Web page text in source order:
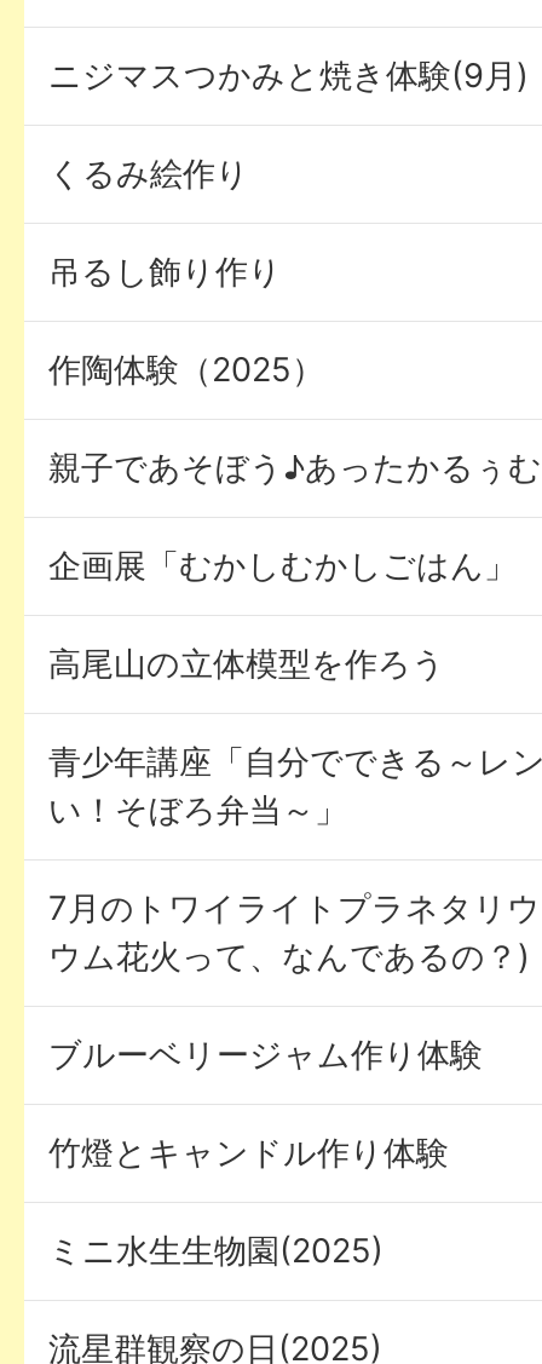
ニジマスつかみと焼き体験(9月)
くるみ絵作り
吊るし飾り作り
作陶体験（2025）
親子であそぼう♪あったかるぅむ
企画展「むかしむかしごはん」
高尾山の立体模型を作ろう
青少年講座「自分でできる～レ
い！そぼろ弁当～」
7月のトワイライトプラネタリ
ウム花火って、なんであるの？)
ブルーベリージャム作り体験
竹燈とキャンドル作り体験
ミニ水生生物園(2025)
流星群観察の日(2025)